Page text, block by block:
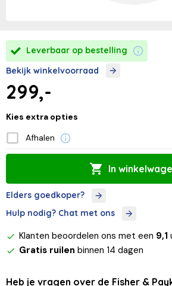
Leverbaar op bestelling
Bekijk winkelvoorraad
299,-
Kies extra opties
Afhalen
In
Elders goedkoper?
Hulp nodig? Chat met ons
Klanten beoordelen ons met een 9,1
Gratis ruilen binnen 14 dagen
Heb je vragen over de Fisher &